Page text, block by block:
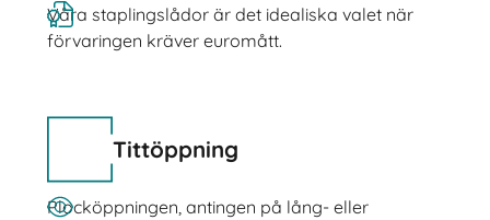
Våra staplingslådor är det idealiska valet när
förvaringen kräver euromått.
Tittöppning
Plocköppningen, antingen på lång- eller